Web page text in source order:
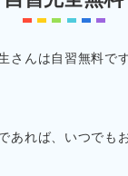
さんは自習無料で
あれば、いつでも